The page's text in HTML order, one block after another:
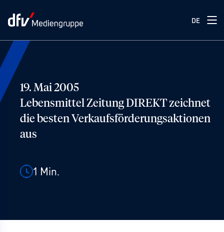
DE
19. Mai 2005
Lebensmittel Zeitung DIREKT zeichnet
die besten Verkaufsförderungsaktionen
aus
1 Min.